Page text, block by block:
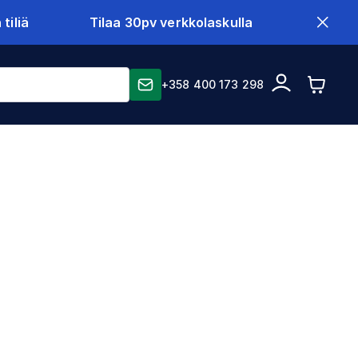
tiliä Tilaa 30pv verkkolaskulla
+358 400 173 298